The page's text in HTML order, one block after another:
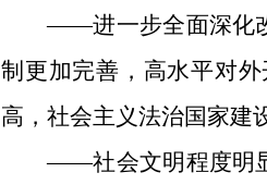
——进一步全面深化
制更加完善，高水平对
高，社会主义法治国家建
——社会文明程度明